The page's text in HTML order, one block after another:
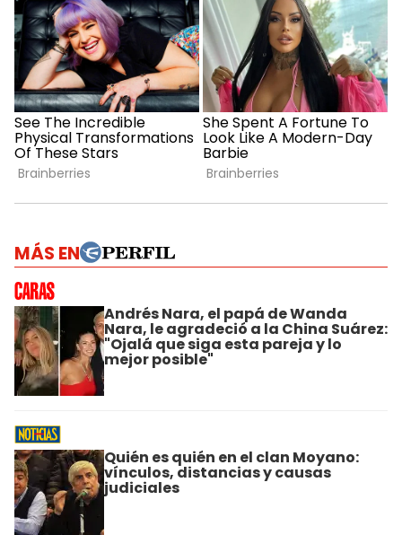
MÁS EN
Andrés Nara, el papá de Wanda
Nara, le agradeció a la China Suárez:
"Ojalá que siga esta pareja y lo
mejor posible"
Quién es quién en el clan Moyano:
vínculos, distancias y causas
judiciales